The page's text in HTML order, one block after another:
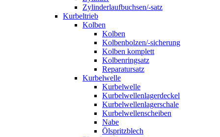
Zylinderlaufbuchsen/-satz
Kurbeltrieb
Kolben
Kolben
Kolbenbolzen/-sicherung
Kolben komplett
Kolbenringsatz
Reparatursatz
Kurbelwelle
Kurbelwelle
Kurbelwellenlagerdeckel
Kurbelwellenlagerschale
Kurbelwellenscheiben
Nabe
Ölspritzblech